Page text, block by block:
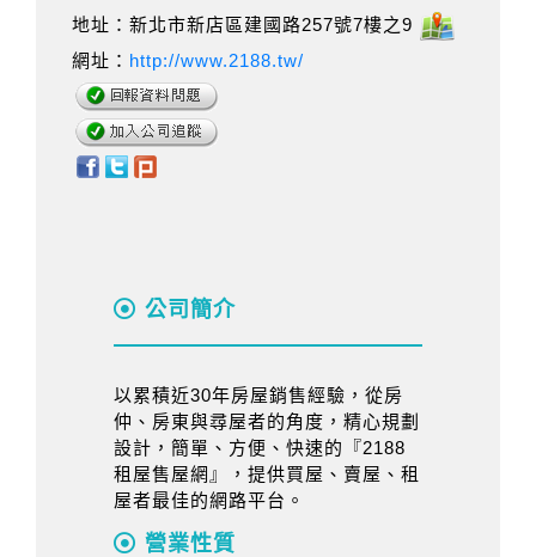
地址：新北市新店區建國路257號7樓之9
網址： http://www.2188.tw/
公司簡介
以累積近30年房屋銷售經驗，從房
仲、房東與尋屋者的角度，精心規劃
設計，簡單、方便、快速的『2188
租屋售屋網』，提供買屋、賣屋、租
屋者最佳的網路平台。
營業性質